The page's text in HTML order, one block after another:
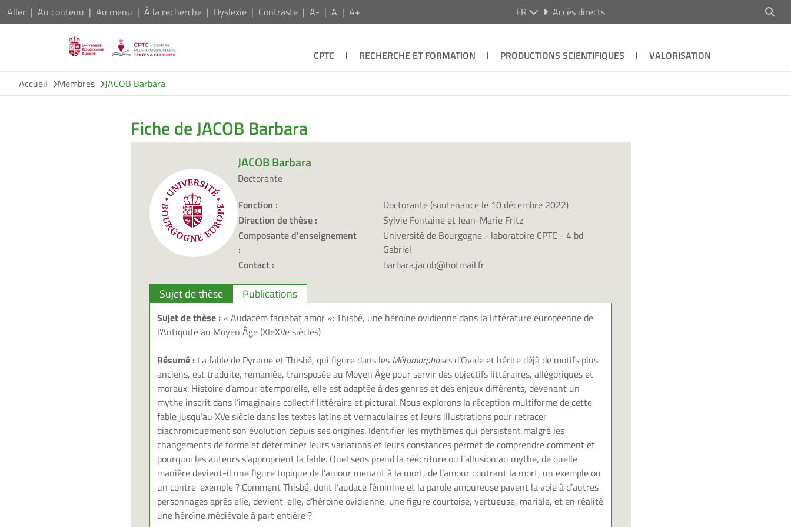
Aller Au contenu Au menu À la recherche Dyslexie Contraste A- A A+ FR Accès directs
CPTC RECHERCHE ET FORMATION PRODUCTIONS SCIENTIFIQUES
VALORISATION
Accueil
Membres JACOB Barbara
Fiche de JACOB Barbara
JACOB Barbara
Doctorante
Fonction :
Doctorante (soutenance le 10 décembre 2022)
Direction de thèse :
Sylvie Fontaine et Jean-Marie Fritz
Composante d'enseignement
:
Université de Bourgogne - laboratoire CPTC - 4 bd
Gabriel
Contact :
barbara.jacob@hotmail.fr
Sujet de thèse Publications
Sujet de thèse :« Audacem faciebat amor »: Thisbé, une héroïne ovidienne dans la littérature européenne de
l’Antiquité au Moyen Âge (XIeXVe siècles)
Résumé : La fable de Pyrame et Thisbé, qui figure dans les Métamorphosesd’Ovide et hérite déjà de motifs plus
anciens, est traduite, remaniée, transposée au Moyen Âge pour servir des objectifs littéraires, allégoriques et
moraux. Histoire d’amour atemporelle, elle est adaptée à des genres et des enjeux différents, devenant un
mythe inscrit dans l’imaginaire collectif littéraire et pictural. Nous explorons la réception multiforme de cette
fable jusqu’au XVe siècle dans les textes latins et vernaculaires et leurs illustrations pour retracer
diachroniquement son évolution depuis ses origines. Identifier les mythèmes qui persistent malgré les
changements de forme et déterminer leurs variations et leurs constances permet de comprendre comment et
pourquoi les auteurs s’approprient la fable. Quel sens prend la réécriture ou l’allusion au mythe, de quelle
manière devient-il une figure topique de l’amour menant à la mort, de l’amour contrant la mort, un exemple ou
un contre-exemple ? Comment Thisbé, dont l’audace féminine et la parole amoureuse pavent la voie à d’autres
personnages après elle, devient-elle, d’héroïne ovidienne, une figure courtoise, vertueuse, mariale, et en réalité
une héroïne médiévale à part entière ?